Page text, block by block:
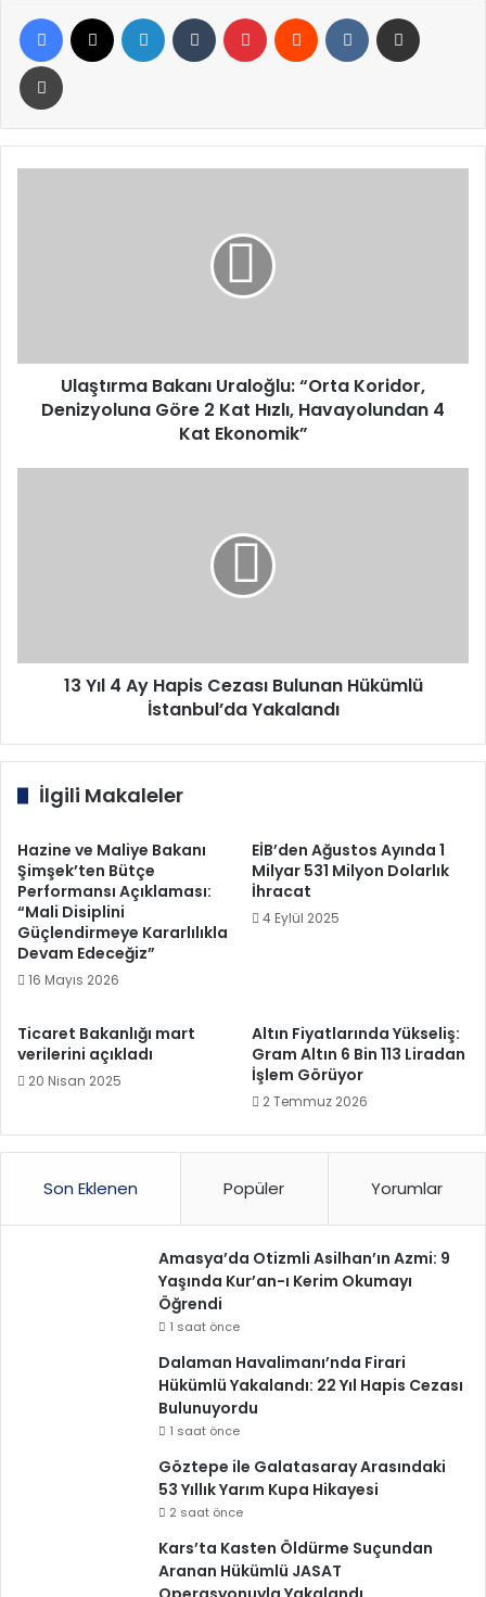
Facebook LinkedIn Tumblr Pinterest Reddit VKontakte
Yazdır
Kat
Havayolundan
Ekonomik”
Ulaştırma Bakanı Uraloğlu: “Orta Koridor,
Denizyoluna Göre 2 Kat Hızlı, Havayolundan 4
Kat Ekonomik”
İstanbul’da
Yakalandı13 Yıl 4 Ay Hapis Cezası Bulunan Hükümlü
İstanbul’da Yakalandı
İlgili Makaleler
Hazine ve Maliye Bakanı
Şimşek’ten Bütçe
Performansı Açıklaması:
“Mali Disiplini
Güçlendirmeye Kararlılıkla
Devam Edeceğiz”
16 Mayıs 2026
EİB’den Ağustos Ayında 1
Milyar 531 Milyon Dolarlık
İhracat
4 Eylül 2025
Ticaret Bakanlığı mart
verilerini açıkladı
20 Nisan 2025
Altın Fiyatlarında Yükseliş:
Gram Altın 6 Bin 113 Liradan
İşlem Görüyor
2 Temmuz 2026
Son Eklenen Popüler Yorumlar
Amasya’da Otizmli Asilhan’ın Azmi: 9
Yaşında Kur’an-ı Kerim Okumayı
Öğrendi
1 saat önce
Dalaman Havalimanı’nda Firari
Hükümlü Yakalandı: 22 Yıl Hapis Cezası
Bulunuyordu
1 saat önce
Göztepe ile Galatasaray Arasındaki
53 Yıllık Yarım Kupa Hikayesi
2 saat önce
Kars’ta Kasten Öldürme Suçundan
Aranan Hükümlü JASAT